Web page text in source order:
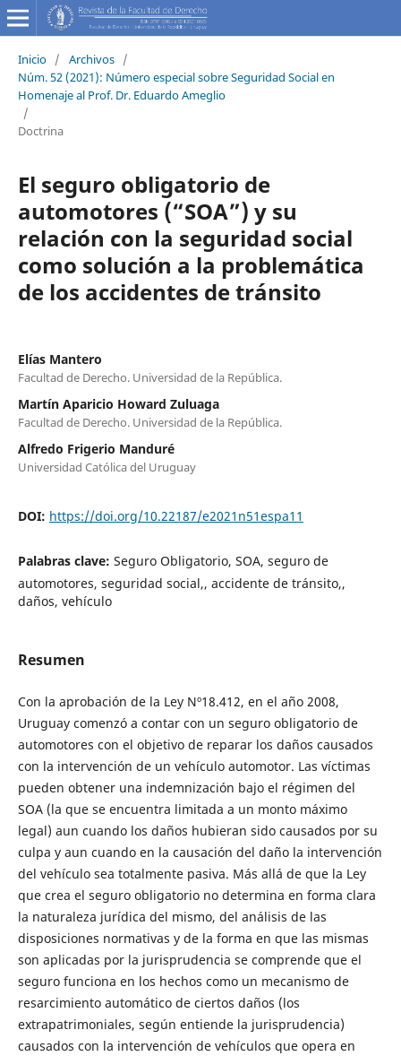
Inicio / Archivos /
Núm. 52 (2021): Número especial sobre Seguridad Social en
Homenaje al Prof. Dr. Eduardo Ameglio
/
Doctrina
El seguro obligatorio de
automotores (“SOA”) y su
relación con la seguridad social
como solución a la problemática
de los accidentes de tránsito
Elías Mantero
Facultad de Derecho. Universidad de la República.
Martín Aparicio Howard Zuluaga
Facultad de Derecho. Universidad de la República.
Alfredo Frigerio Manduré
Universidad Católica del Uruguay
DOI: https://doi.org/10.22187/e2021n51espa11
Palabras clave: Seguro Obligatorio, SOA, seguro de
automotores, seguridad social,, accidente de tránsito,,
daños, vehículo
Resumen
Con la aprobación de la Ley Nº18.412, en el año 2008,
Uruguay comenzó a contar con un seguro obligatorio de
automotores con el objetivo de reparar los daños causados
con la intervención de un vehículo automotor. Las víctimas
pueden obtener una indemnización bajo el régimen del
SOA (la que se encuentra limitada a un monto máximo
legal) aun cuando los daños hubieran sido causados por su
culpa y aun cuando en la causación del daño la intervención
del vehículo sea totalmente pasiva. Más allá de que la Ley
que crea el seguro obligatorio no determina en forma clara
la naturaleza jurídica del mismo, del análisis de las
disposiciones normativas y de la forma en que las mismas
son aplicadas por la jurisprudencia se comprende que el
seguro funciona en los hechos como un mecanismo de
resarcimiento automático de ciertos daños (los
extrapatrimoniales, según entiende la jurisprudencia)
causados con la intervención de vehículos que opera en